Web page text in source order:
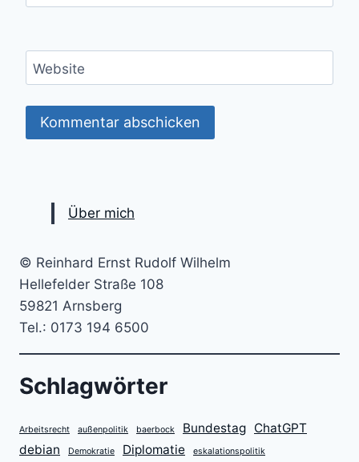
Website
Über mich
© Reinhard Ernst Rudolf Wilhelm
Hellefelder Straße 108
59821 Arnsberg
Tel.: 0173 194 6500
Schlagwörter
Arbeitsrecht außenpolitik baerbock Bundestag ChatGPT
debian
Demokratie Diplomatie eskalationspolitik